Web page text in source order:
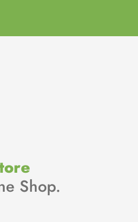
Shop.